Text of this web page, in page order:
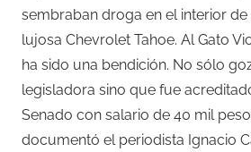
sembraban droga en el interior
lujosa Chevrolet Tahoe. Al Gato
ha sido una bendición. No sólo
legisladora sino que fue
Senado con salario de 40 mil
documentó el periodista Ignacio